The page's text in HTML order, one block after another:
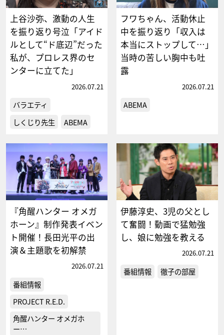
上谷沙弥、激動の人生
を振り返り号泣「アイド
ルとして“ド底辺”だった
私が、プロレス界のセ
ンターに立てた」
2026.07.21
バラエティ
しくじり先生
ABEMA
フワちゃん、活動休止
中を振り返り「収入は
本当にストップして…」
当時の苦しい胸中も吐
露
2026.07.21
ABEMA
『角醒ハンター オメガ
ホーン』制作発表イベン
ト開催！長田光平の出
演＆主題歌を初解禁
2026.07.21
番組情報
PROJECT R.E.D.
角醒ハンター オメガホ
ー…
伊藤淳史、3児の父とし
て奮闘！動画で猛勉強
し、娘に勉強を教える
2026.07.21
番組情報 徹子の部屋